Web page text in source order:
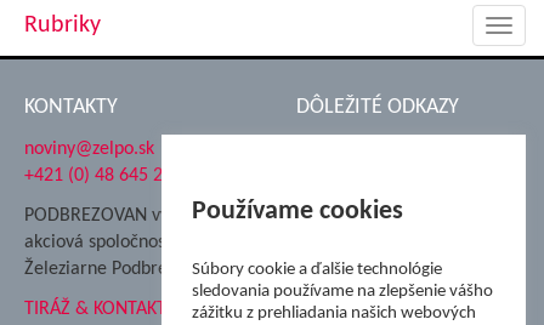
Rubriky
KONTAKTY
noviny@zelpo.sk
+421 (0) 48 645 2711
PODBREZOVAN vydáva
akciová spoločnosť
Železiarne Podbrezová
TIRÁŽ & KONTAKT
DÔLEŽITÉ ODKAZY
Nadácia Železiarne
ŽP Informatika s.r.o.
ŠK Železiarne Podbrezová
Používame cookies
Súbory cookie a ďalšie technológie
sledovania používame na zlepšenie vášho
zážitku z prehliadania našich webových